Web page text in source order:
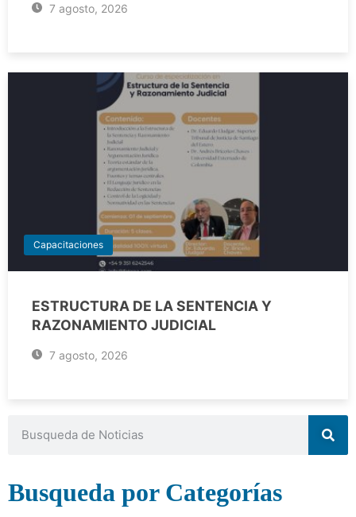
7 agosto, 2026
Capacitaciones
ESTRUCTURA DE LA SENTENCIA Y
RAZONAMIENTO JUDICIAL
7 agosto, 2026
Busqueda por Categorías